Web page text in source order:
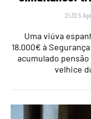
21:30 5
Uma viúva
18.000€ à
acumulado
velhice